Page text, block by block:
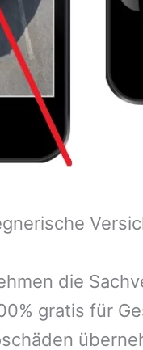
die
gratis für